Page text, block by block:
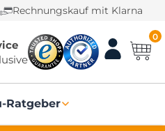
Rechnungskauf mit Klarna
0
Ratgeber